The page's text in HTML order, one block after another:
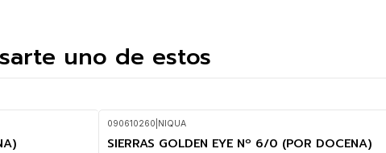
uno de estos
090610260 NIQUA
SIERRAS GOLDEN EYE Nº 6/0 (POR DOCENA)